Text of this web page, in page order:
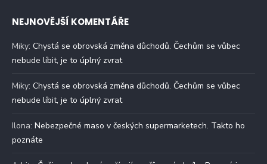
NEJNOVĚJŠÍ KOMENTÁŘE
Miky: Chystá se obrovská změna důchodů. Čechům se vůbec
nebude líbit, je to úplný zvrat
Miky: Chystá se obrovská změna důchodů. Čechům se vůbec
nebude líbit, je to úplný zvrat
Ilona: Nebezpečné maso v českých supermarketech. Takto ho
poznáte